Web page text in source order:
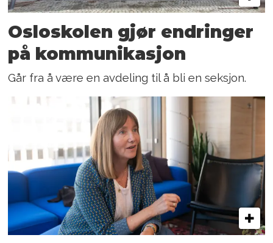
Osloskolen gjør endringer
på kommunikasjon
Går fra å være en avdeling til å bli en seksjon.